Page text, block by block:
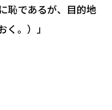
恥であるが、目的地
。）」